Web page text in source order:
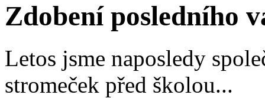
Zdobení posledního
Letos jsme naposledy
stromeček před školou...